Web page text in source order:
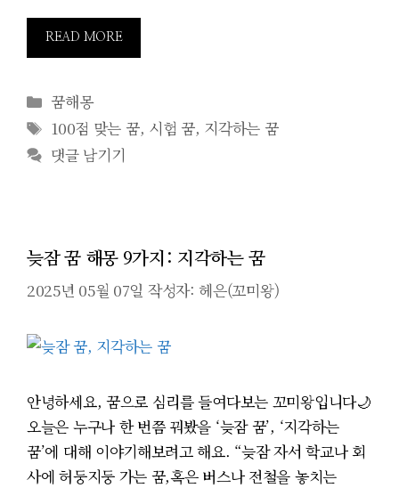
READ MORE
카
테
고
리
꿈해몽
태
그
100점 맞는 꿈, 시험 꿈, 지각하는 꿈
댓글 남기기
늦잠 꿈 해몽 9가지: 지각하는 꿈
2025년 05월 07일 작성자: 헤은(꼬미왕)
안녕하세요, 꿈으로 심리를 들여다보는 꼬미왕입니다🌙
오늘은 누구나 한 번쯤 꿔봤을 ‘늦잠 꿈’, ‘지각하는
꿈’에 대해 이야기해보려고 해요. “늦잠 자서 학교나 회
사에 허둥지둥 가는 꿈,혹은 버스나 전철을 놓치는